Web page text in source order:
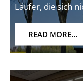
Läufer, die sich
READ MORE...